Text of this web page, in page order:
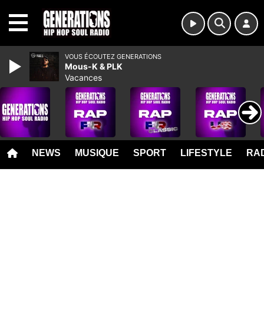
NEWS MUSIQUE SPORT LIFESTYLE
VOUS ÉCOUTEZ GENERATIONS
Mous-K & PLK
Vacances